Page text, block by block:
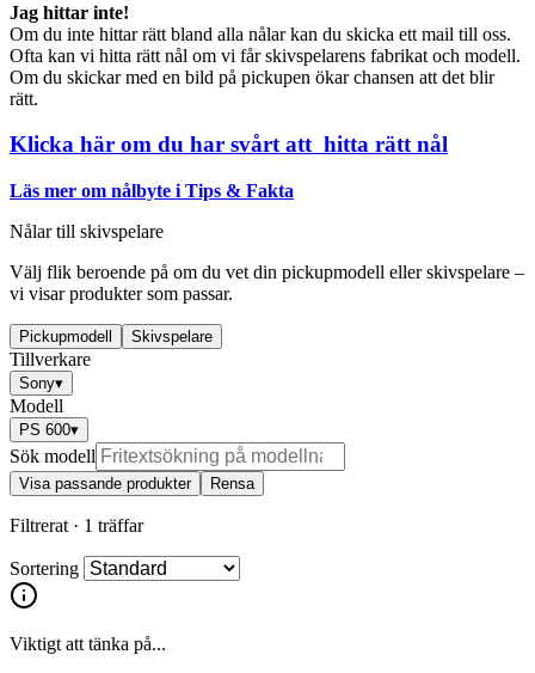
Jag hittar inte!
Om du inte hittar rätt bland alla nålar kan du skicka ett mail till oss.
Ofta kan vi hitta rätt nål om vi får skivspelarens fabrikat och modell.
Om du skickar med en bild på pickupen ökar chansen att det blir
rätt.
Klicka här om du har svårt att hitta rätt nål
Läs mer om nålbyte i Tips & Fakta
Nålar till skivspelare
Välj flik beroende på om du vet din pickupmodell eller skivspelare –
vi visar produkter som passar.
Pickupmodell Skivspelare
Tillverkare
Sony▾
Modell
PS 600▾
Sök modell
Visa passande produkter Rensa
Filtrerat · 1 träffar
Sortering
Viktigt att tänka på...